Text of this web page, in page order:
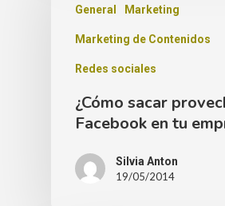
General Marketing
Marketing de Contenidos
Redes sociales
¿Cómo sacar
Facebook en tu
Silvia Anton
19/05/2014